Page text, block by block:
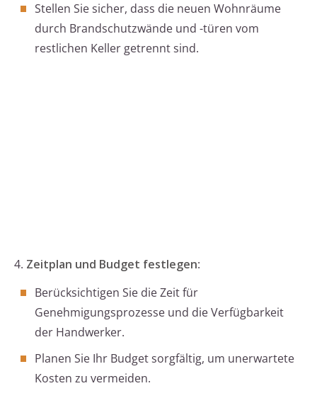
Stellen Sie sicher, dass die neuen Wohnräume
durch Brandschutzwände und -türen vom
restlichen Keller getrennt sind.
4. Zeitplan und Budget festlegen:
Berücksichtigen Sie die Zeit für
Genehmigungsprozesse und die Verfügbarkeit
der Handwerker.
Planen Sie Ihr Budget sorgfältig, um unerwartete
Kosten zu vermeiden.